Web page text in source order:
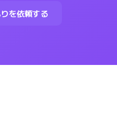
を依頼する